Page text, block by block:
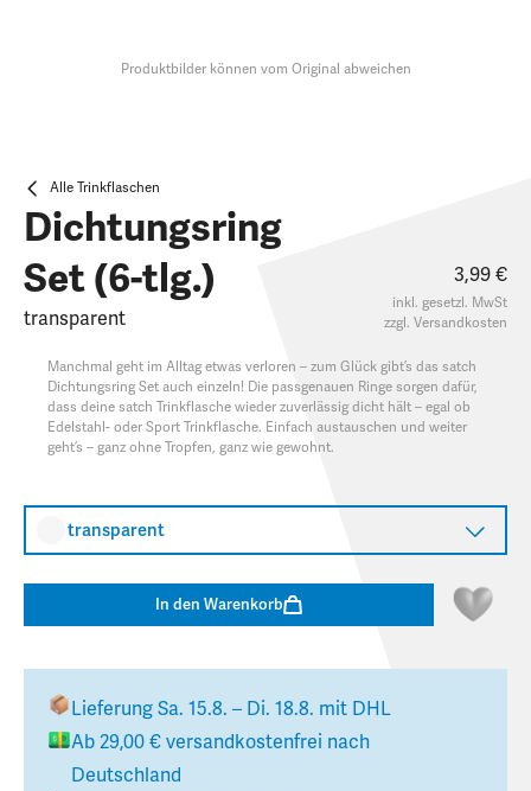
Produktbilder können vom Original abweichen
Alle Trinkflaschen
Dichtungsring
Set (6-tlg.)
transparent
3,99 €
inkl. gesetzl. MwSt
zzgl. Versandkosten
Manchmal geht im Alltag etwas verloren – zum Glück gibt’s das satch
Dichtungsring Set auch einzeln! Die passgenauen Ringe sorgen dafür,
dass deine satch Trinkflasche wieder zuverlässig dicht hält – egal ob
Edelstahl- oder Sport Trinkflasche. Einfach austauschen und weiter
geht’s – ganz ohne Tropfen, ganz wie gewohnt.
transparent
In den Warenkorb
Lieferung Sa. 15.8. – Di. 18.8. mit DHL
Ab 29,00 € versandkostenfrei nach
Deutschland